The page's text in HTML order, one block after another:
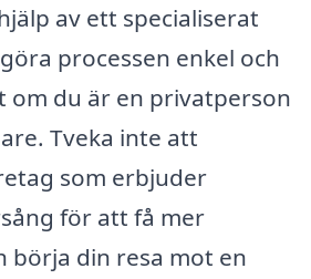
av ett specialiserat
processen enkel och
om du är en privatperson
Tveka inte att
som erbjuder
för att få mer
börja din resa mot en